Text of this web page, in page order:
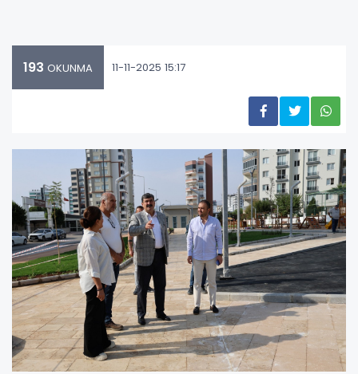
193 OKUNMA 11-11-2025 15:17